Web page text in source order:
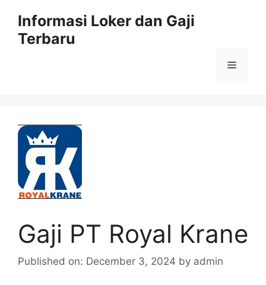
content
Informasi Loker dan Gaji
Terbaru
Menu
Gaji PT Royal Krane
Published on: December 3, 2024 by admin